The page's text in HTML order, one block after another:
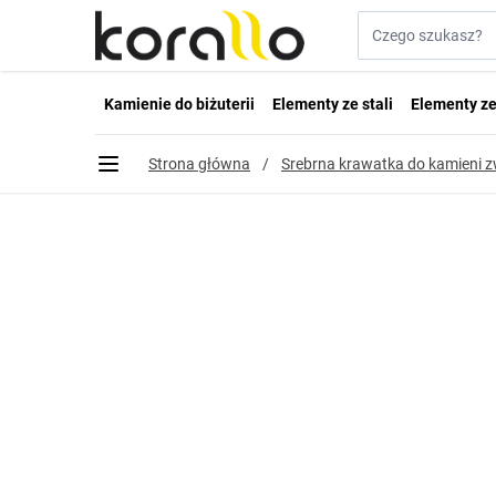
Przejdź do treści
Kamienie do biżuterii Elementy ze stali Elementy
Strona główna / Srebrna krawatka do kamieni